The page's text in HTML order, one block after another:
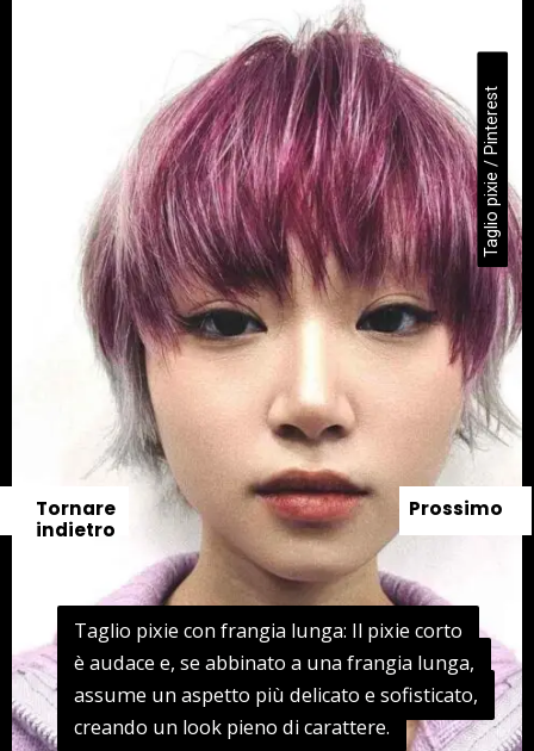
Taglio pixie con frangia lunga: Il pixie corto
è audace e, se abbinato a una frangia lunga,
assume un aspetto più delicato e sofisticato,
creando un look pieno di carattere.
Taglio pixie con frangia lunga: Il pixie corto
è audace e, se abbinato a una frangia lunga,
assume un aspetto più delicato e sofisticato,
creando un look pieno di carattere.
Prossimo
Tornare
indietro
Taglio pixie / Pinterest